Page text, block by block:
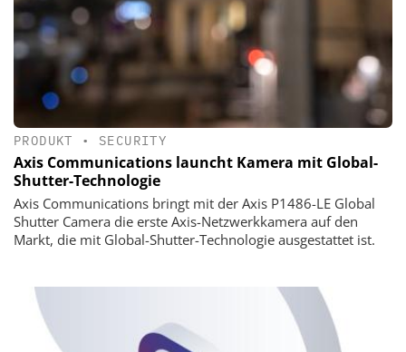
PRODUKT • SECURITY
Axis Communications launcht Kamera mit Global-
Shutter-Technologie
Axis Communications bringt mit der Axis P1486-LE Global
Shutter Camera die erste Axis-Netzwerkkamera auf den
Markt, die mit Global-Shutter-Technologie ausgestattet ist.